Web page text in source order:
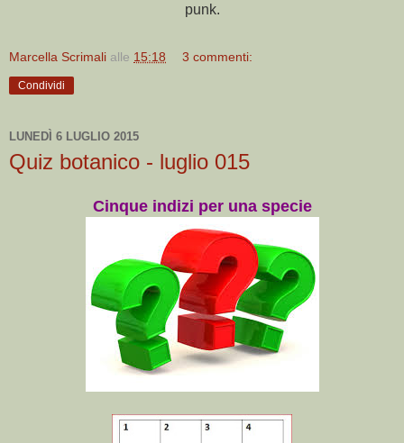
punk.
Marcella Scrimali alle 15:18 3 commenti:
Condividi
LUNEDÌ 6 LUGLIO 2015
Quiz botanico - luglio 015
Cinque indizi per una specie